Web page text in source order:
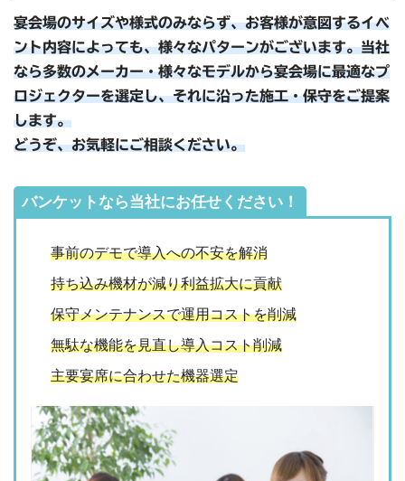
宴会場のサイズや様式のみならず、お客様が意図するイベ
ント内容によっても、様々なパターンがございます。当社
なら多数のメーカー・様々なモデルから宴会場に最適なプ
ロジェクターを選定し、それに沿った施工・保守をご提案
します。
どうぞ、お気軽にご相談ください。
バンケットなら当社にお任せください！
事前のデモで導入への不安を解消
持ち込み機材が減り利益拡大に貢献
保守メンテナンスで運用コストを削減
無駄な機能を見直し導入コスト削減
主要宴席に合わせた機器選定